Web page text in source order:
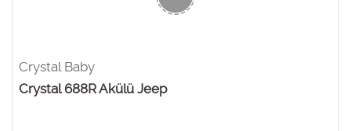
Crystal Baby
Crystal 688R Akülü Jeep